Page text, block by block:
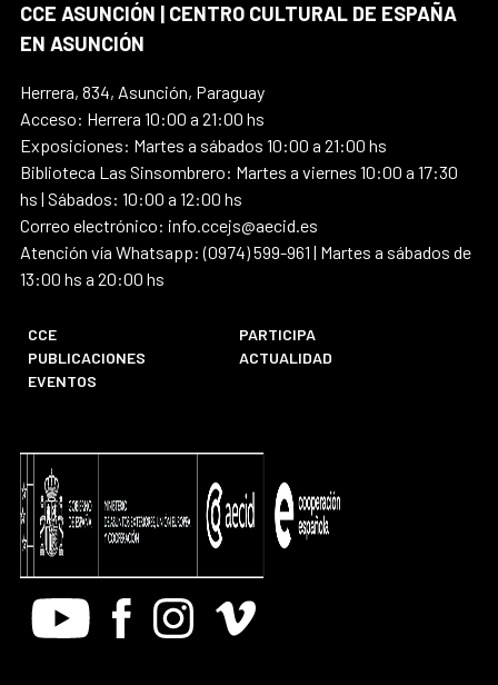
CCE ASUNCIÓN | CENTRO CULTURAL DE ESPAÑA
EN ASUNCIÓN
Herrera, 834, Asunción, Paraguay
Acceso: Herrera 10:00 a 21:00 hs
Exposiciones: Martes a sábados 10:00 a 21:00 hs
Biblioteca Las Sinsombrero: Martes a viernes 10:00 a 17:30
hs | Sábados: 10:00 a 12:00 hs
Correo electrónico: info.ccejs@aecid.es
Atención vía Whatsapp: (0974) 599-961 | Martes a sábados de
13:00 hs a 20:00 hs
CCE
PARTICIPA
PUBLICACIONES
ACTUALIDAD
EVENTOS
Youtube FacebookInstagram
Vimeo